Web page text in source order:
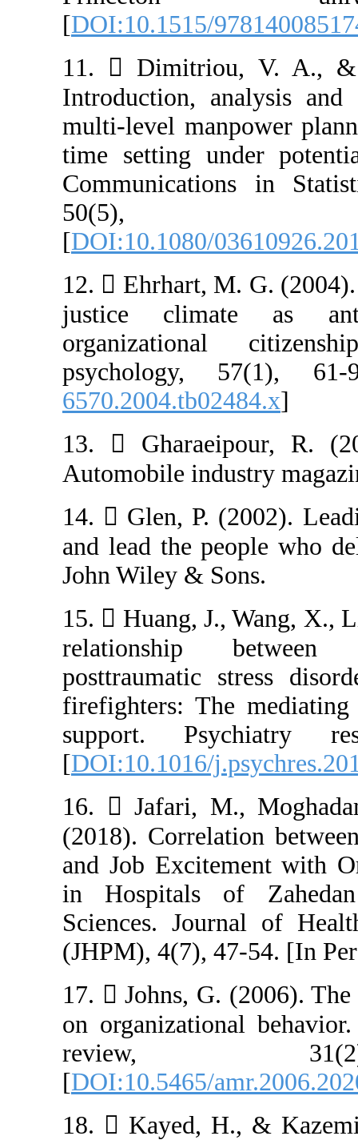
[DOI:10.1515/
11. 
Introduction,
multi-level
time setting
[DOI:10.1080/
12.  Ehrhart,
justice
13. 
Automobile
14.  Glen, P.
and lead the
John Wiley &
15.  Huang,
relationship
posttraumatic
firefighters:
support.
[DOI:10.1016/
16.  Jafari,
(2018).
and Job
in Hospitals
Sciences.
(JHPM), 4(7),
17.  Johns, G.
on
[DOI:10.5465/
18.  Kayed,